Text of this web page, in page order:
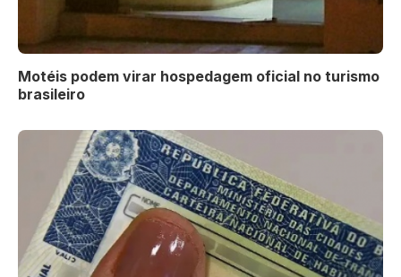
Motéis podem virar hospedagem oficial no turismo
brasileiro